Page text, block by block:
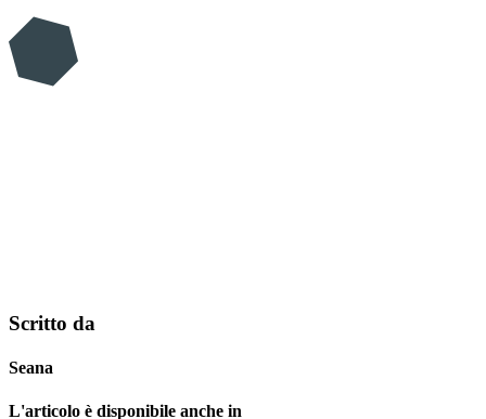
Scritto da
Seana
L'articolo è disponibile anche in